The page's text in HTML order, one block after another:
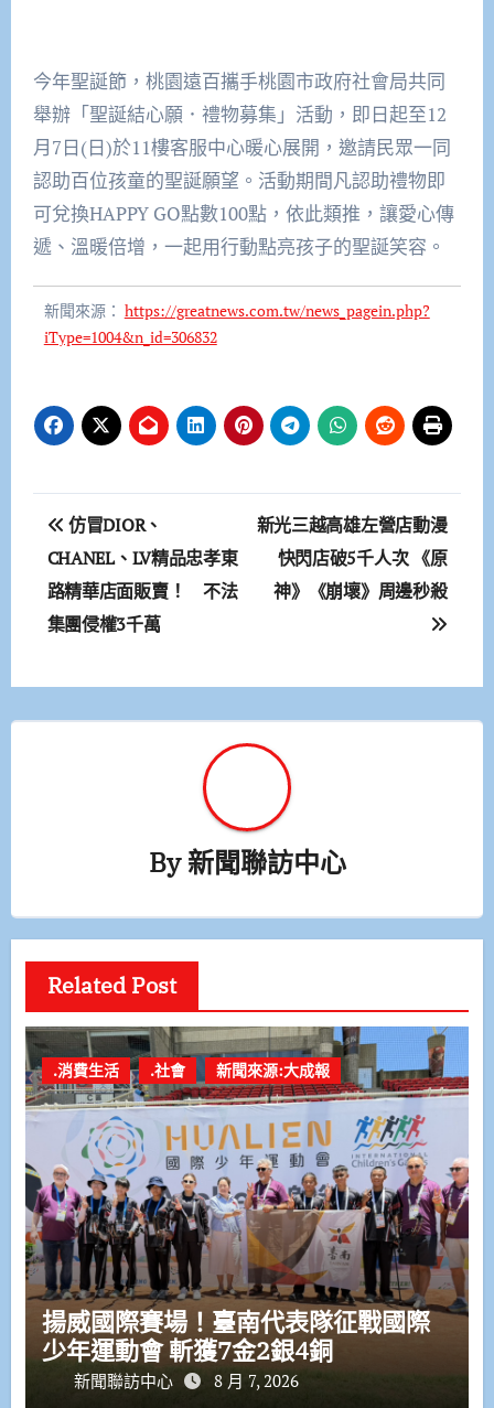
今年聖誕節，桃園遠百攜手桃園市政府社會局共同
舉辦「聖誕結心願．禮物募集」活動，即日起至12
月7日(日)於11樓客服中心暖心展開，邀請民眾一同
認助百位孩童的聖誕願望。活動期間凡認助禮物即
可兌換HAPPY GO點數100點，依此類推，讓愛心傳
遞、溫暖倍增，一起用行動點亮孩子的聖誕笑容。
新聞來源： https://greatnews.com.tw/news_pagein.php?
iType=1004&n_id=306832
文
章
導
仿冒DIOR、
CHANEL、LV精品忠孝東
路精華店面販賣！ 不法
集團侵權3千萬
新光三越高雄左營店動漫
快閃店破5千人次 《原
神》《崩壞》周邊秒殺
By新聞聯訪中心
Related Post
.消費生活 .社會 新聞來源:大成報
揚威國際賽場！臺南代表隊征戰國際
少年運動會 斬獲7金2銀4銅
新聞聯訪中心 8 月 7, 2026